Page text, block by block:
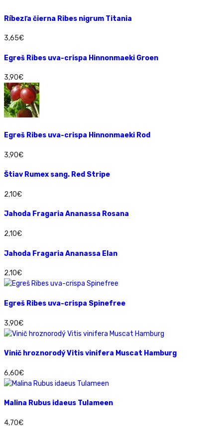
Ríbezľa čierna Ribes nigrum Titania
3,65€
Egreš Ribes uva-crispa Hinnonmaeki Groen
3,90€
Egreš Ribes uva-crispa Hinnonmaeki Rod
3,90€
Štiav Rumex sang. Red Stripe
2,10€
Jahoda Fragaria Ananassa Rosana
2,10€
Jahoda Fragaria Ananassa Elan
2,10€
Egreš Ribes uva-crispa Spinefree
3,90€
Vinič hroznorodý Vitis vinifera Muscat Hamburg
6,60€
Malina Rubus idaeus Tulameen
4,70€